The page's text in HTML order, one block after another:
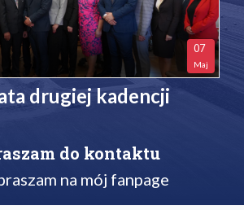
07
Maj
drugiej kadencji
do kontaktu
na mój fanpage